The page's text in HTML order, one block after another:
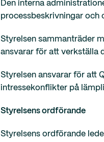
Den interna
processbeskrivningar och
Styrelsen sammanträder
ansvarar för att verkställa
Styrelsen ansvarar för att
intressekonflikter på
Styrelsens ordförande
Styrelsens ordförande